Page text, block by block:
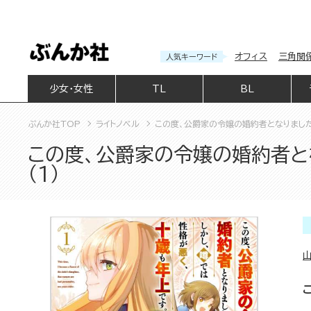
人気キーワード オフィス 三角関
少女・女性 BL
ぶんか社TOP ライトノベル この度、公爵家の令嬢の婚約者となりまし
この度、公爵家の令嬢の婚約者と
（1）